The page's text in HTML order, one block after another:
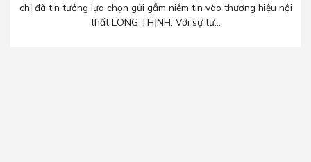
chị đã tin tưởng lựa chọn gửi gắm niềm tin vào thương hiệu nội
thất LONG THỊNH. Với sự tư...